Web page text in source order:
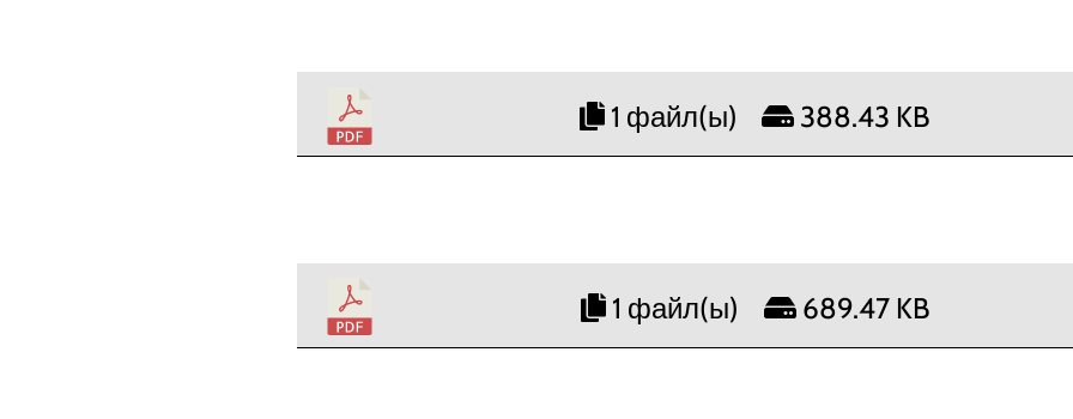
1 файл(ы) 388.43 KB
1 файл(ы) 689.47 KB